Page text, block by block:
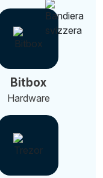
Bitbox
Hardware